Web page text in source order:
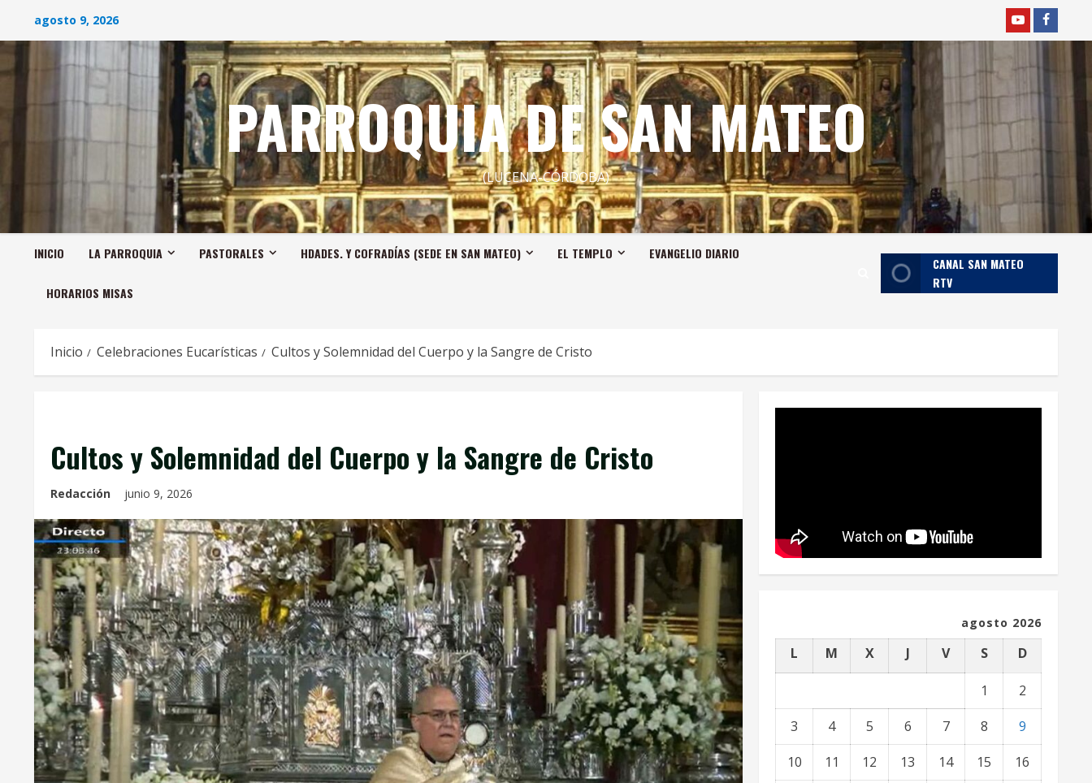
agosto 9, 2026 YOUTUBE
PARROQUIA DE SAN MATEO
(LUCENA-CÓRDOBA)
INICIO LA PARROQUIA PASTORALES HDADES. Y COFRADÍAS (SEDE EN SAN MATEO) EL TEMPLO EVANGELIO DIARIO
HORARIOS MISAS
CANAL SAN MATEO
RTV
Inicio Celebraciones Eucarísticas Cultos y Solemnidad del Cuerpo y la Sangre de Cristo
Cultos y Solemnidad del Cuerpo y la Sangre de Cristo
Redacción junio 9, 2026
agosto 2026
L M X J V S D
1
2
3
4 5 6 7 8
9
10
11 12 13 14 15
16